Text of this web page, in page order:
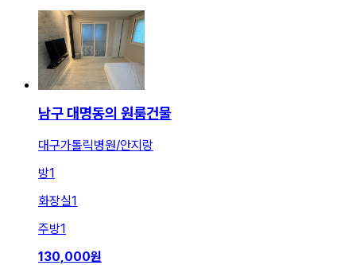
남구 대명동의 원룸건물
대구가톨릭병원/안지랑
방1
화장실1
주방1
130,000원